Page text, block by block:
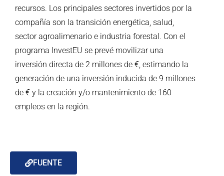
recursos. Los principales sectores invertidos por la
compañía son la transición energética, salud,
sector agroalimenario e industria forestal. Con el
programa InvestEU se prevé movilizar una
inversión directa de 2 millones de €, estimando la
generación de una inversión inducida de 9 millones
de € y la creación y/o mantenimiento de 160
empleos en la región.
FUENTE